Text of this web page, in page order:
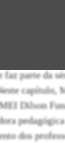
faz parte da
capítulo,
Dilson
dos